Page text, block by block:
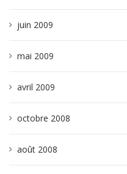
juin 2009
mai 2009
avril 2009
octobre 2008
août 2008